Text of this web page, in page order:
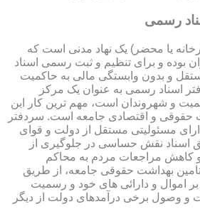
رسمی
یا محضر) یک نهاد مدنی است که
بوده و برای تنظیم و ثبت رسمی اسناد
و بدون وابستگی مالی به حاکمیت
اسناد رسمی به عنوان یک مرکز
و شهروندان است، مهم ترین کار این
حقوقی و اقتصادی جامعه است. سردفتر
مسئولیتی مستقل از دولت و قوای
اسناد نقش حساسی در جلوگیری از
کاهش مراجعات مردم به محاکم
بهداشت حقوقی جامعه، از طریق
اموال و دارائی های خود و رسمیت
و وصول برخی درآمدهای دولت از دیگر